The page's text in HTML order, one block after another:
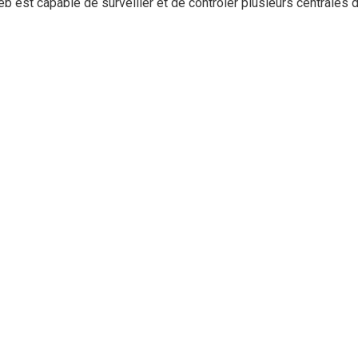
est capable de surveiller et de contrôler plusieurs